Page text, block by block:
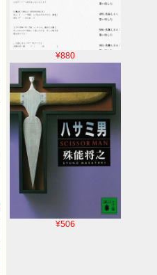
¥880
¥506